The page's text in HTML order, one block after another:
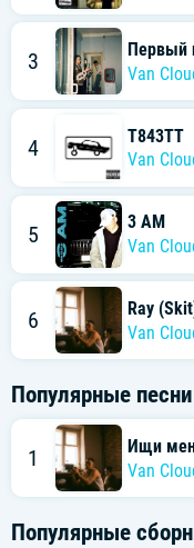
3
Первый
Van
4
Т843ТТ
Van
5
3 AM
Van
6
Ray
Van
Популярные песни
1
Ищи
Van
Популярные